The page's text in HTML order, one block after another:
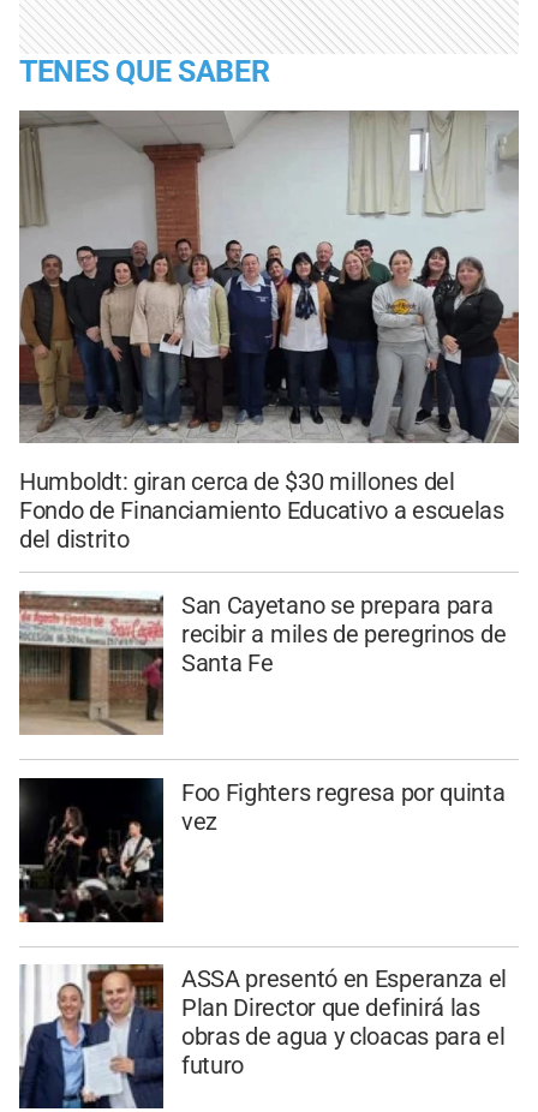
TENES QUE SABER
Humboldt: giran cerca de $30 millones del
Fondo de Financiamiento Educativo a escuelas
del distrito
San Cayetano se prepara para
recibir a miles de peregrinos de
Santa Fe
Foo Fighters regresa por quinta
vez
ASSA presentó en Esperanza el
Plan Director que definirá las
obras de agua y cloacas para el
futuro